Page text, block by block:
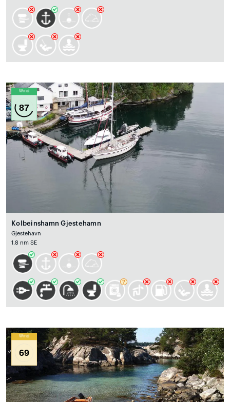
Wind
87
Kolbeinshamn Gjestehamn
Gjestehavn
1.8 nm SE
Wind
69